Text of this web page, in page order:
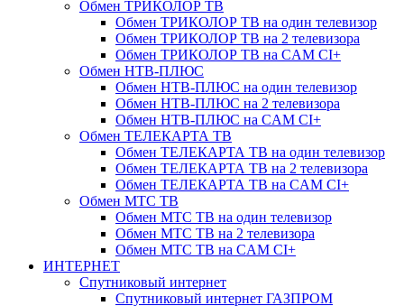
Обмен ТРИКОЛОР ТВ
Обмен ТРИКОЛОР ТВ на один телевизор
Обмен ТРИКОЛОР ТВ на 2 телевизора
Обмен ТРИКОЛОР ТВ на CAM CI+
Обмен НТВ-ПЛЮС
Обмен НТВ-ПЛЮС на один телевизор
Обмен НТВ-ПЛЮС на 2 телевизора
Обмен НТВ-ПЛЮС на CAM CI+
Обмен ТЕЛЕКАРТА ТВ
Обмен ТЕЛЕКАРТА ТВ на один телевизор
Обмен ТЕЛЕКАРТА ТВ на 2 телевизора
Обмен ТЕЛЕКАРТА ТВ на CAM CI+
Обмен МТС ТВ
Обмен МТС ТВ на один телевизор
Обмен МТС ТВ на 2 телевизора
Обмен МТС ТВ на CAM CI+
ИНТЕРНЕТ
Спутниковый интернет
Спутниковый интернет ГАЗПРОМ